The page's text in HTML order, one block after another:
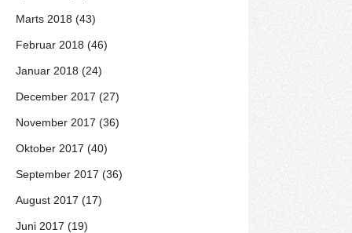
Marts 2018 (43)
Februar 2018 (46)
Januar 2018 (24)
December 2017 (27)
November 2017 (36)
Oktober 2017 (40)
September 2017 (36)
August 2017 (17)
Juni 2017 (19)